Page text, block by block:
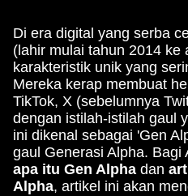
Di era digital yang serba
(lahir mulai tahun 2014 ke
karakteristik unik yang
Mereka kerap membuat
TikTok, X (sebelumnya
dengan istilah-istilah gaul
ini dikenal sebagai 'Gen
gaul Generasi Alpha. Bagi
apa itu Gen Alpha dan
Alpha, artikel ini akan